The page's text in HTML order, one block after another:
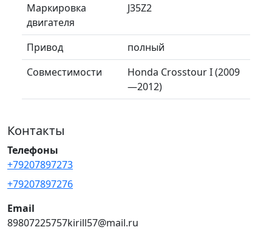
Маркировка
двигателя
J35Z2
Привод
полный
Совместимости
Honda Crosstour I (2009
—2012)
Контакты
Телефоны
+79207897273
+79207897276
Email
89807225757kirill57@mail.ru